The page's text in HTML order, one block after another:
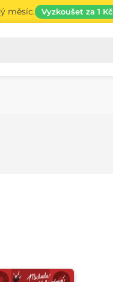
měsíc. Vyzkoušet za 1 Kč